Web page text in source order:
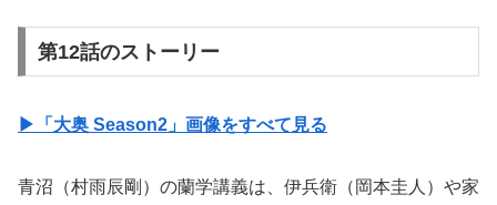
第12話のストーリー
▶︎「大奥 Season2」画像をすべて見る
青沼（村雨辰剛）の蘭学講義は、伊兵衛（岡本圭人）や家